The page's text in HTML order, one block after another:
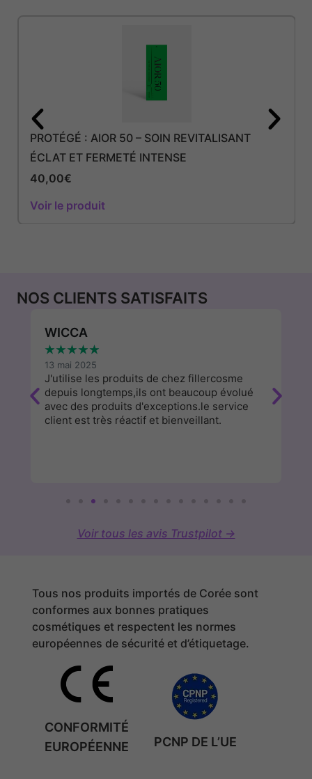
PROTÉGÉ : AIOR 50 – SOIN REVITALISANT
ÉCLAT ET FERMETÉ INTENSE
40,00€
Voir le produit
NOS CLIENTS SATISFAITS
WICCA
★★★★★
13 mai 2025
J'utilise les produits de chez fillercosme
depuis longtemps,ils ont beaucoup évolué
avec des produits d'exceptions.le service
client est très réactif et bienveillant.
Voir tous les avis Trustpilot →
Tous nos produits importés de Corée sont
conformes aux bonnes pratiques
cosmétiques et respectent les normes
européennes de sécurité et d’étiquetage.
CONFORMITÉ
EUROPÉENNE
PCNP DE L’UE